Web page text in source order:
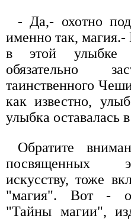
- Да,- охотно
именно так,
в этой улыбке
обязательно
таинственного
как известно,
улыбка оставалась
Обратите
посвященных
искусству, тоже
"магия". Вот -
"Тайны магии",